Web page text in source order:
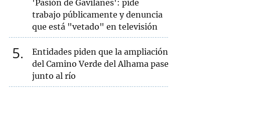
'Pasión de Gavilanes': pide
trabajo públicamente y denuncia
que está "vetado" en televisión
5
Entidades piden que la ampliación
del Camino Verde del Alhama pase
junto al río